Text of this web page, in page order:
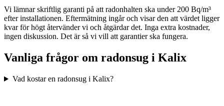
Vi lämnar skriftlig garanti på att radonhalten ska under 200 Bq/m³
efter installationen. Eftermätning ingår och visar den att värdet ligger
kvar för högt återvänder vi och åtgärdar det. Inga extra kostnader,
ingen diskussion. Det är så vi vill att garantier ska fungera.
Vanliga frågor om radonsug i Kalix
Vad kostar en radonsug i Kalix?